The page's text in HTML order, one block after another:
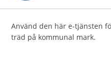
Använd den här e-tjänsten
träd på kommunal mark.